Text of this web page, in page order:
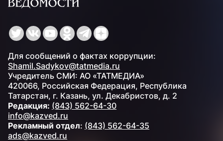
Для сообщений о фактах коррупции:
Shamil.Sadykov@tatmedia.ru
Учредитель СМИ: АО «ТАТМЕДИА»
420066, Российская Федерация, Республика
Татарстан, г. Казань, ул. Декабристов, д. 2
Редакция: (843) 562-64-30
info@kazved.ru
Рекламный отдел: (843) 562-64-35
ads@kazved.ru